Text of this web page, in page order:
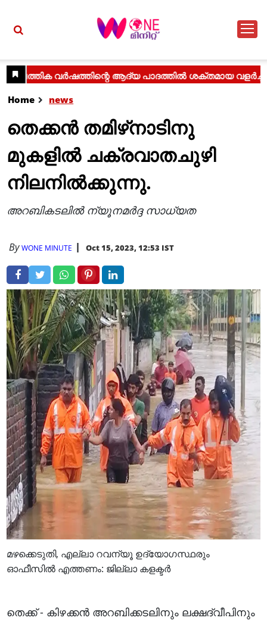
Home news
തെക്കൻ തമിഴ്‌നാടിനു
മുകളിൽ ചക്രവാതചുഴി
നിലനിൽക്കുന്നു.
അറബികടലിൽ ന്യൂനമർദ്ദ സാധ്യത
ByWONE MINUTE Oct 15, 2023, 12:53 IST
മഴക്കെടുതി, എല്ലാ റവന്യൂ ഉദ്യോഗസ്ഥരും
ഓഫീസിൽ എത്തണം: ജില്ലാ കളക്ടർ
തെക്ക് - കിഴക്കൻ അറബിക്കടലിനും ലക്ഷദ്വീപിനും